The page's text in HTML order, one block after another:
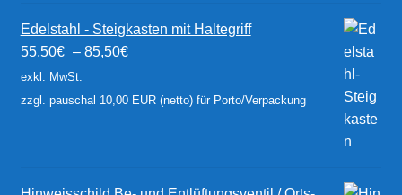
Edelstahl - Steigkasten mit Haltegriff
55,50€ – 85,50€
exkl. MwSt.
zzgl. pauschal 10,00 EUR (netto) für Porto/Verpackung